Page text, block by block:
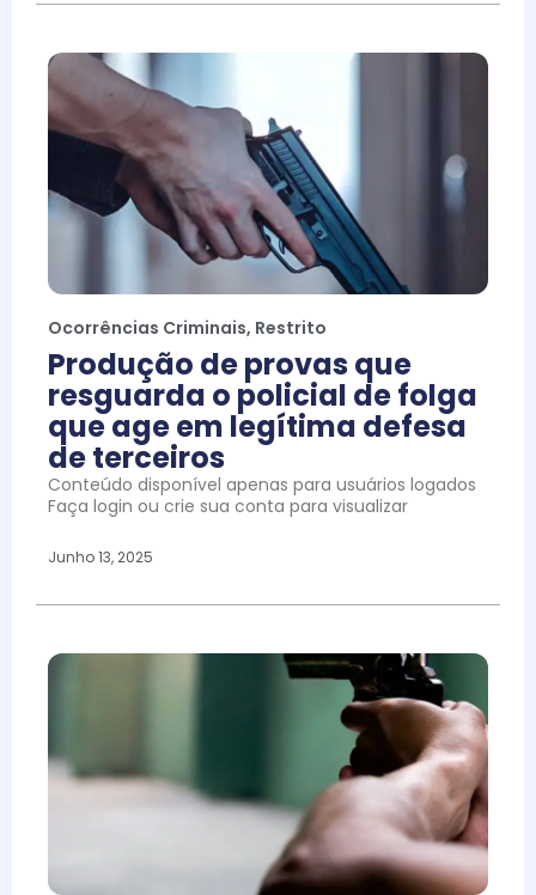
Ocorrências Criminais, Restrito
Produção de provas que
resguarda o policial de folga
que age em legítima defesa
de terceiros
Conteúdo disponível apenas para usuários logados
Faça login ou crie sua conta para visualizar
Junho 13, 2025